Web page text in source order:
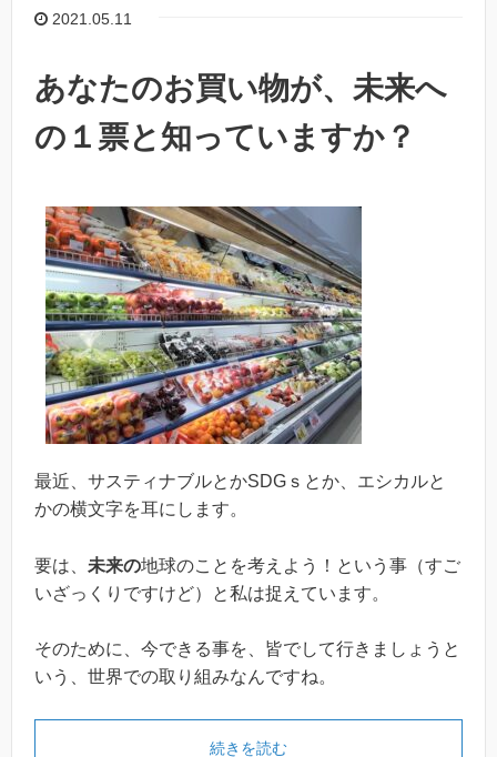
2021.05.11
あなたのお買い物が、未来へ
の１票と知っていますか？
最近、サスティナブルとかSDGｓとか、エシカルと
かの横文字を耳にします。
要は、 未来の地球のことを考えよう！という事（すご
いざっくりですけど）と私は捉えています。
そのために、今できる事を、皆でして行きましょうと
いう、世界での取り組みなんですね。
続きを読む